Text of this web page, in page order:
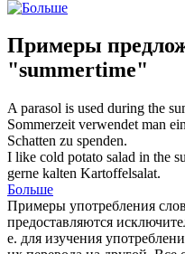
Примеры
"summertime"
A parasol is used during the
Sommerzeit verwendet man
Schatten zu spenden.
I like cold potato salad in the
gerne kalten Kartoffelsalat.
Больше
Примеры употребления
предоставляются
е. для изучения